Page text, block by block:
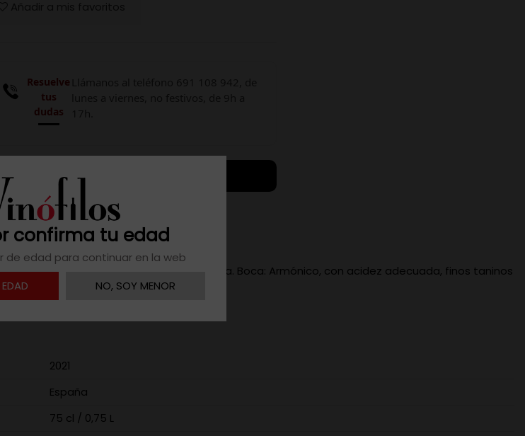
confirma tu edad
de edad para continuar en la web
NO, SOY MENOR
Resuelve
tus
dudas

entremezcladas con naranja pasificada. Boca: Armónico, con acidez adecuada, finos taninos
2021
España
75 cl / 0,75 L